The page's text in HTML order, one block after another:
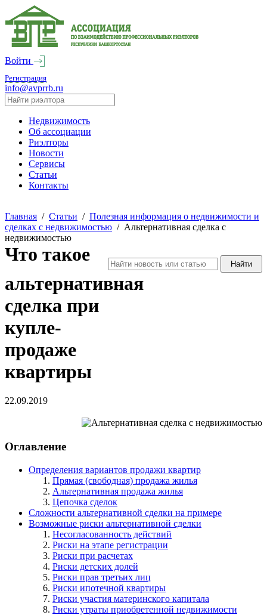
Войти
Регистрация
info@avprrb.ru
Недвижимость
Об ассоциации
Риэлторы
Новости
Сервисы
Статьи
Контакты
Главная / Статьи / Полезная информация о недвижимости и
сделках с недвижимостью / Альтернативная сделка с
недвижимостью
Что такое
альтернативная
сделка при
купле-
продаже
квартиры
22.09.2019
Оглавление
Определения вариантов продажи квартир
Прямая (свободная) продажа жилья
Альтернативная продажа жилья
Цепочка сделок
Сложности альтернативной сделки на примере
Возможные риски альтернативной сделки
Несогласованность действий
Риски на этапе регистрации
Риски при расчетах
Риски детских долей
Риски прав третьих лиц
Риски ипотечной квартиры
Риски участия материнского капитала
Риски утраты приобретенной недвижимости